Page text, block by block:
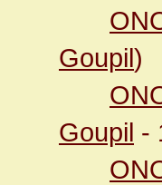
Goupil)
Goupil -